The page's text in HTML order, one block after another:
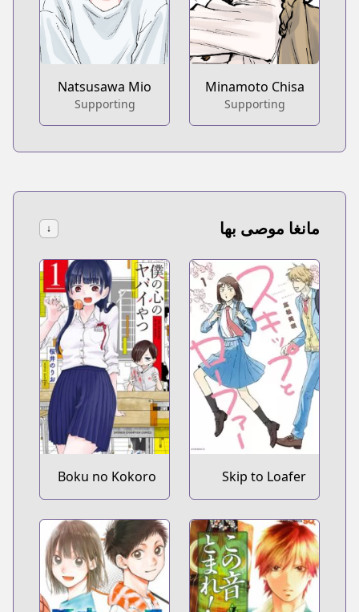
Minamoto Chisa
Supporting
Natsusawa Mio
Supporting
مانغا موصى بها ↓
Skip to Loafer
Boku no Kokoro
no Yabai Yatsu